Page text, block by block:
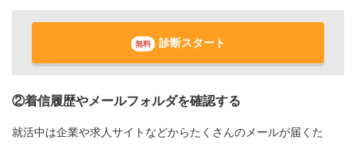
無料 診断スタート
②着信履歴やメールフォルダを確認する
就活中は企業や求人サイトなどからたくさんのメールが届くた